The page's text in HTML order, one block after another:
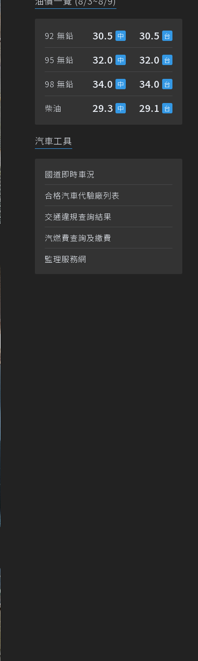
92 無鉛 30.5 30.5
95 無鉛 32.0 32.0
98 無鉛 34.0 34.0
柴油 29.3 29.1
汽車工具
國道即時車況
合格汽車代驗廠列表
交通違規查詢結果
汽燃費查詢及繳費
監理服務網